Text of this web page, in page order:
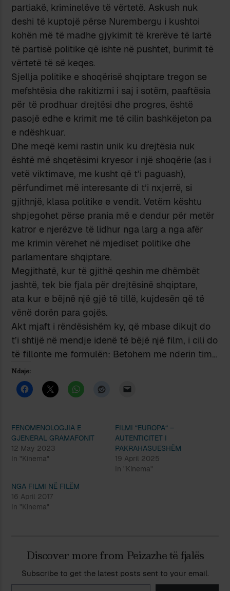
partiakë, kriminelëve të vërtetë. Askush nuk
deshi të kuptojë përse Nurembergu i kushtoi
kohën më të madhe gjykimit të krerëve të lartë
të partisë politike që ishte në pushtet, burimit të
vërtetë të së keqes.
Sjellja politike e shoqërisë shqiptare tregon se
mefshtësia dhe rakitizmi i saj i sotëm, paaftësia
për të prodhuar drejtësi dhe progres, është
pasojë edhe e krimit me të cilin bashkëjeton pa
e ndëshkuar.
Dhe meqë kemi rastin unik ku drejtësia nuk
është më shqetësimi kryesor i një shoqërie (as i
vetë viktimave, me kusht që t’i paguash),
përfundimet më interesante di t’i nxjerrë, si
gjithnjë, klasa politike e vendit. Vetëm kështu
shpjegohet përse prania më e dendur për metër
katror e njerëzve të lidhur nga larg a nga afër
me krimin vërehet në mjediset politike dhe
parlamentare shqiptare.
Megjithatë, kur të gjithë qeshin me dhëmbët
jashtë, tek bie fjala për drejtësinë shqiptare,
ata kur e bëjnë një gjë të tillë, kujdesën që të
vënë dorën para gojës.
Akt mjaft i rëndësishëm ky, që mbase dikujt do
t’i shtijë në mendje idenë të bëjë një film, i cili do
të fillonte me formulën: Betohem me nderin tim…
Ndaje:
FENOMENOLOGJIA E
GJENERAL GRAMAFONIT
12 May 2023
In "Kinema"
FILMI “EUROPA“ –
AUTENTICITET I
PAKRAHASUESHËM
19 April 2025
In "Kinema"
NGA FILMI NË FILËM
16 April 2017
In "Kinema"
Discover more from Peizazhe të fjalës
Subscribe to get the latest posts sent to your email.
Type your email…